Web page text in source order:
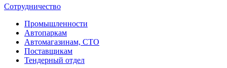
Сотрудничество
Промышленности
Автопаркам
Автомагазинам, СТО
Поставщикам
Тендерный отдел